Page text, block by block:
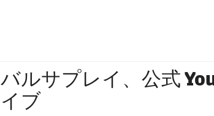
バルサプレイ、公式
イブ